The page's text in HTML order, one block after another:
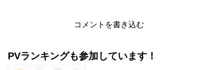
コメントを書き込む
PVランキングも参加しています！